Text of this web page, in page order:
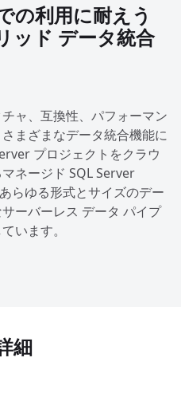
の利用に耐えう
ッド データ統合
ャ、互換性、パフォーマン
まざまなデータ統合機能に
プロジェクトをクラウ
ネージド SQL Server
らゆる形式とサイズのデー
ーバーレス データ パイプ
います。
細